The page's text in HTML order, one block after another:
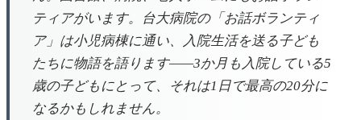
ティアがいます。台大病院の「お話ボランティ
ア」は小児病棟に通い、入院生活を送る子ども
たちに物語を語ります——3か月も入院している5
歳の子どもにとって、それは1日で最高の20分に
なるかもしれません。